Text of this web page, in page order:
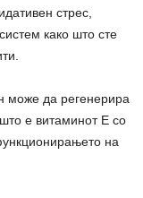
стрес,
како што сте
може да регенерира
е витаминот Е со
на